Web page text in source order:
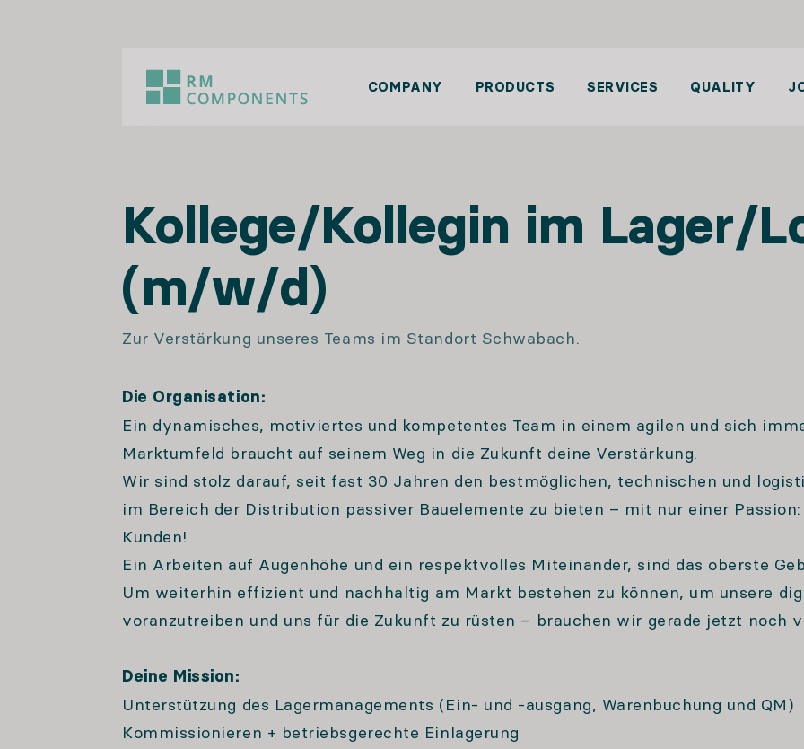
COMPANY PRODUCTS SERVICES QUALITY
Kollege/Kollegin im Lager/
(m/w/d)
Zur Verstärkung unseres Teams im Standort Schwabach.
Die Organisation:
Ein dynamisches, motiviertes und kompetentes Team in einem agilen und sich
Marktumfeld braucht auf seinem Weg in die Zukunft deine Verstärkung.
Wir sind stolz darauf, seit fast 30 Jahren den bestmöglichen, technischen und
im Bereich der Distribution passiver Bauelemente zu bieten – mit nur einer
Kunden!
Ein Arbeiten auf Augenhöhe und ein respektvolles Miteinander, sind das oberste
Um weiterhin effizient und nachhaltig am Markt bestehen zu können, um unsere
voranzutreiben und uns für die Zukunft zu rüsten – brauchen wir gerade jetzt noch
Deine Mission:
Unterstützung des Lagermanagements (Ein- und -ausgang, Warenbuchung und QM)
Kommissionieren + betriebsgerechte Einlagerung